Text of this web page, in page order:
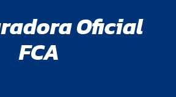
Oficial
FCA